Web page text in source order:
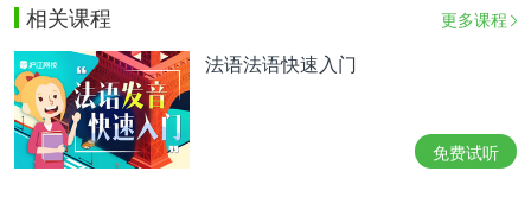
Lina老师的其他文章：
法语词truc：一个词测出你的真实法语水平！>>
法语词toujours：这个词你真的会用>>
相关课程 更多课程
法语法语快速入门
免费试听